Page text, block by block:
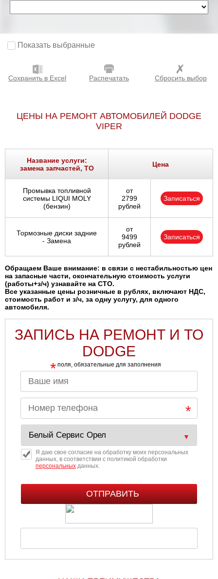
Показать выбранные
Сохранить в Excel Распечатать Сбросить выбор
ЦЕНЫ НА РЕМОНТ АВТОМОБИЛЕЙ DODGE
VIPER
Название услуги:
замена запчастей, ТО
Цена
Промывка топливной
системы LIQUI MOLY
(бензин)
от
2799
рублей
Записаться
Тормозные диски задние
- Замена
от
9499
рублей
Записаться
Обращаем Ваше внимание: в связи с нестабильностью цен
на запасные части, окончательную стоимость услуги
(работы+з/ч) узнавайте на СТО.
Все указанные цены розничные в рублях, включают НДС,
стоимость работ и з/ч, за одну услугу, для одного
автомобиля.
ЗАПИСЬ НА РЕМОНТ И ТО
DODGE
* поля, обязательные для заполнения
Я даю свое согласие на обработку моих персональных
данных, в соответствии с политикой обработки
персональныхданных.